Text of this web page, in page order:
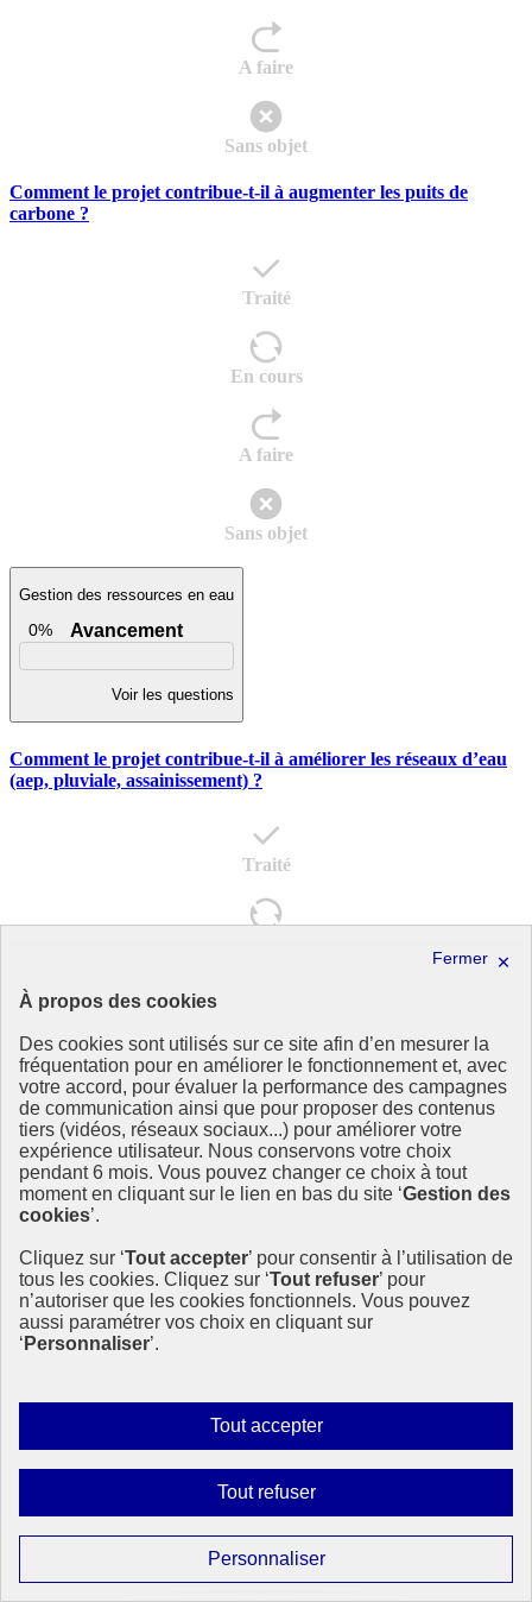
A faire
Sans objet
Comment le projet contribue-t-il à augmenter les puits de
carbone ?
Traité
En cours
A faire
Sans objet
Gestion des ressources en eau
Avancement
0%
Voir les questions
Comment le projet contribue-t-il à améliorer les réseaux d’eau
(aep, pluviale, assainissement) ?
Traité
Sans objet
Comment le projet contribue-t-il à l’amélioration de l’état des
masses d’eau marines et côtières ?
Traité
En cours
A faire
Sans objet
Comment le projet contribue-t-il à l’amélioration de l’état des
masses d’eau souterraines (nappes phréatiques, etc..) ?
À propos des cookies
Des cookies sont utilisés sur ce site afin d’en mesurer la
fréquentation pour en améliorer le fonctionnement et, avec
votre accord, pour évaluer la performance des campagnes
de communication ainsi que pour proposer des contenus
tiers (vidéos, réseaux sociaux...) pour améliorer votre
expérience utilisateur. Nous conservons votre choix
pendant 6 mois. Vous pouvez changer ce choix à tout
moment en cliquant sur le lien en bas du site ‘Gestion des
cookies’.
Cliquez sur ‘Tout accepter’ pour consentir à l’utilisation de
tous les cookies. Cliquez sur ‘Tout refuser’ pour
n’autoriser que les cookies fonctionnels. Vous pouvez
aussi paramétrer vos choix en cliquant sur
‘ Personnaliser’.
Tout accepterAutoriser
tous
Tout refuserInterdire
tous
PersonnaliserParamétrer
les